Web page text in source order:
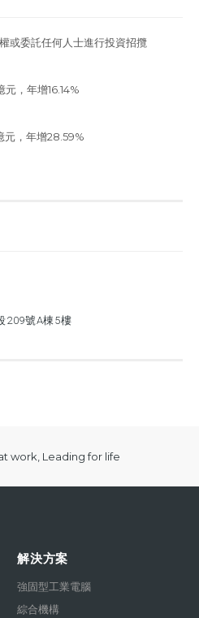
或委託任何人士進行投資招攬
，年增16.14%
元，年增28.59%
209號A棟5樓
work, Leading for life
解決方案
強固型工業電腦
綜合機構